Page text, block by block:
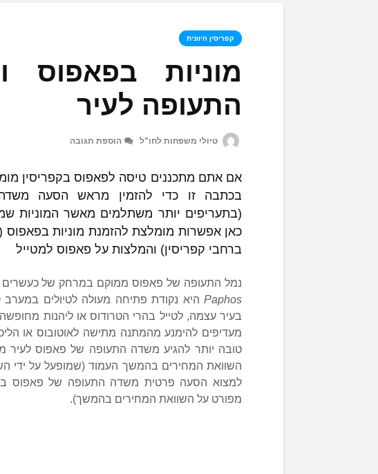
קפריסין היוונית
מוניות בפאפוס
התעופה לעיר
טיולי משפחות לחו"ל הוספת תגובה
אם אתם מתכננים טיסה לפאפוס בקפריסין
בכתבה זו כדי להזמין מראש הסעה
(בתעריפים יותר משתלמים מאשר המוניות
כאן אפשרות מומלצת להזמנת מוניות
ברחבי קפריסין) והמלצות על פאפוס למטייל
נמל התעופה של פאפוס ממוקם במרחק של כעשרים
Paphos היא נקודת פתיחה מעולה לטיולים במערב
בעיר עצמה, לטייל בהרי הטרודוס או ליהנות
מעדיפים להימנע מהמתנה מתישה לאוטובוס או
טובה יותר להגיע משדה התעופה של פאפוס לעיר
השוואת המחירים בהמשך העמוד (שמופעל על ידי
למצוא הסעה פרטית משדה התעופה של פאפוס
מפורט על השוואת המחירים בהמשך).